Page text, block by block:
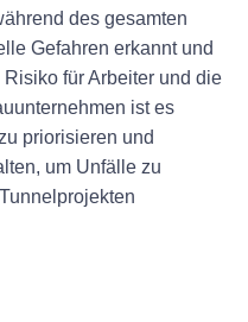
des gesamten
Gefahren erkannt und
für Arbeiter und die
ist es
priorisieren und
um Unfälle zu